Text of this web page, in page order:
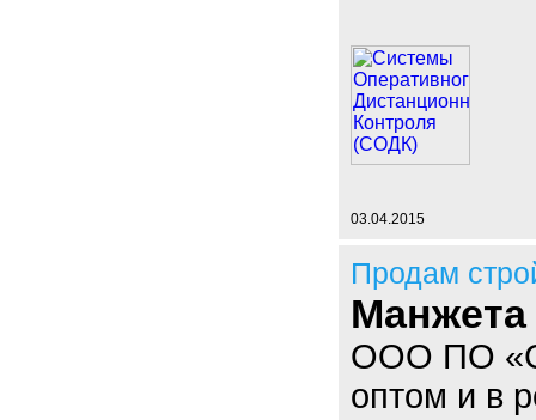
03.04.2015
Продам
Манжета
ООО ПО
оптом и в